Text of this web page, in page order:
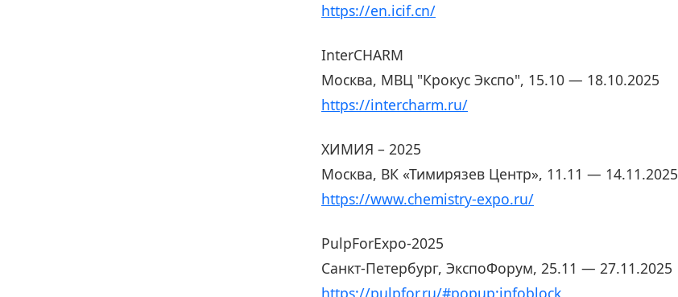
https://en.icif.cn/
InterCHARM
Москва, МВЦ "Крокус Экспо", 15.10 — 18.10.2025
https://intercharm.ru/
ХИМИЯ – 2025
Москва, ВК «Тимирязев Центр», 11.11 — 14.11.2025
https://www.chemistry-expo.ru/
PulpForExpo-2025
Санкт-Петербург, ЭкспоФорум, 25.11 — 27.11.2025